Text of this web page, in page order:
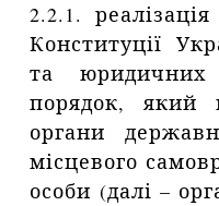
2.2.1.
Конституції
та
порядок,
органи
місцевого
особи (далі –